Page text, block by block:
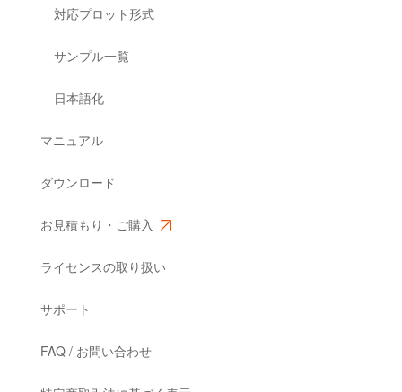
対応プロット形式
サンプル一覧
日本語化
マニュアル
ダウンロード
お見積もり・ご購入
ライセンスの取り扱い
サポート
FAQ / お問い合わせ